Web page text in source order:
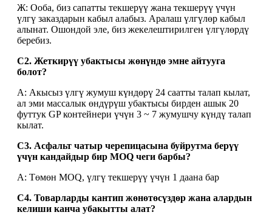
Ж: Ооба, биз сапатты текшерүү жана текшерүү үчүн
үлгү заказдарын кабыл алабыз. Аралаш үлгүлөр кабыл
алынат. Ошондой эле, биз жекелештирилген үлгүлөрдү
беребиз.
С2. Жеткирүү убактысы жөнүндө эмне айтууга
болот?
A: Акысыз үлгү жумуш күндөрү 24 саатты талап кылат,
ал эми массалык өндүрүш убактысы бирден ашык 20
футтук GP контейнери үчүн 3 ~ 7 жумушчу күндү талап
кылат.
С3. Асфальт чатыр черепицасына буйрутма берүү
үчүн кандайдыр бир MOQ чеги барбы?
A: Төмөн MOQ, үлгү текшерүү үчүн 1 даана бар
С4. Товарларды кантип жөнөтөсүздөр жана алардын
келиши канча убакытты алат?